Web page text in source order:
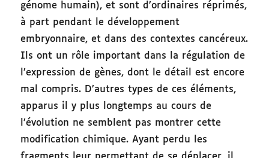
génome humain), et sont d’ordinaires réprimés,
à part pendant le développement
embryonnaire, et dans des contextes cancéreux.
Ils ont un rôle important dans la régulation de
l’expression de gènes, dont le détail est encore
mal compris. D’autres types de ces éléments,
apparus il y plus longtemps au cours de
l’évolution ne semblent pas montrer cette
modification chimique. Ayant perdu les